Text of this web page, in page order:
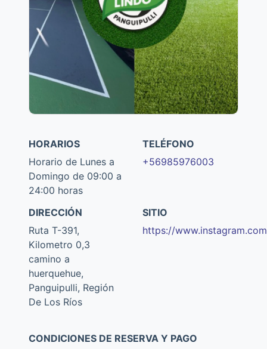
HORARIOS
Horario de Lunes a
Domingo de 09:00 a
24:00 horas
TELÉFONO
+56985976003
DIRECCIÓN
Ruta T-391,
Kilometro 0,3
camino a
huerquehue,
Panguipulli, Región
De Los Ríos
SITIO
https://
CONDICIONES DE RESERVA Y PAGO